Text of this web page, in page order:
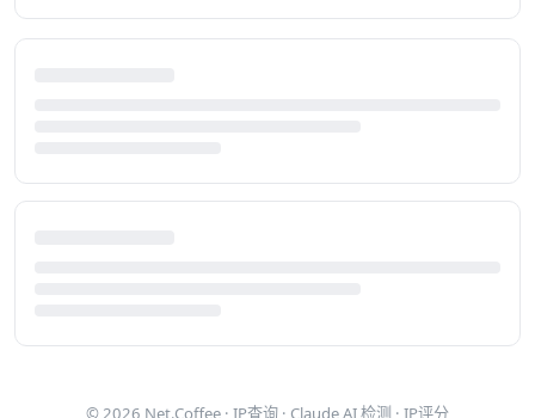
© 2026 Net.Coffee · IP查询 · Claude AI 检测 · IP评分